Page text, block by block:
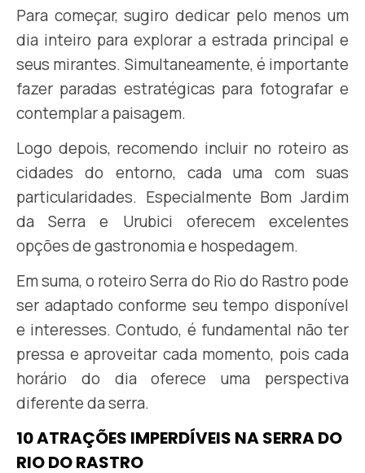
Para começar, sugiro dedicar pelo menos um
dia inteiro para explorar a estrada principal e
seus mirantes. Simultaneamente, é importante
fazer paradas estratégicas para fotografar e
contemplar a paisagem.
Logo depois, recomendo incluir no roteiro as
cidades do entorno, cada uma com suas
particularidades. Especialmente Bom Jardim
da Serra e Urubici oferecem excelentes
opções de gastronomia e hospedagem.
Em suma, o roteiro Serra do Rio do Rastro pode
ser adaptado conforme seu tempo disponível
e interesses. Contudo, é fundamental não ter
pressa e aproveitar cada momento, pois cada
horário do dia oferece uma perspectiva
diferente da serra.
10 ATRAÇÕES IMPERDÍVEIS NA SERRA DO
RIO DO RASTRO